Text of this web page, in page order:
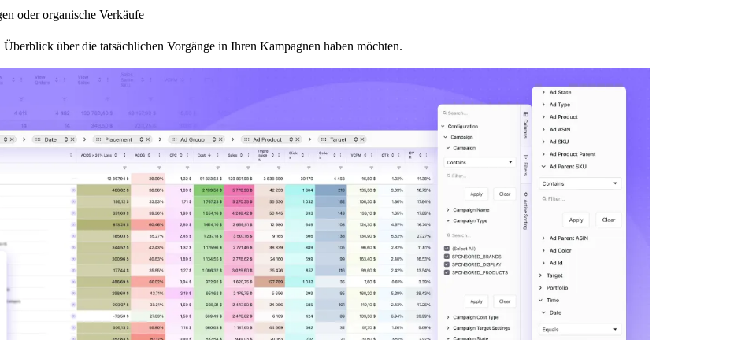
oder organische Verkäufe
Überblick über die tatsächlichen Vorgänge in Ihren Kampagnen haben möchten.